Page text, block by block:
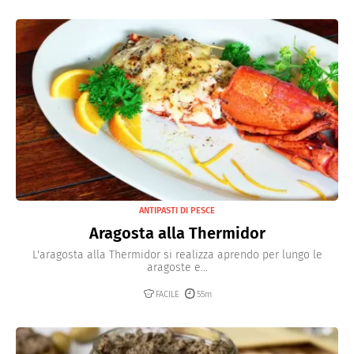
ANTIPASTI DI PESCE
Aragosta alla Thermidor
L'aragosta alla Thermidor si realizza aprendo per lungo le
aragoste e...
FACILE 55m